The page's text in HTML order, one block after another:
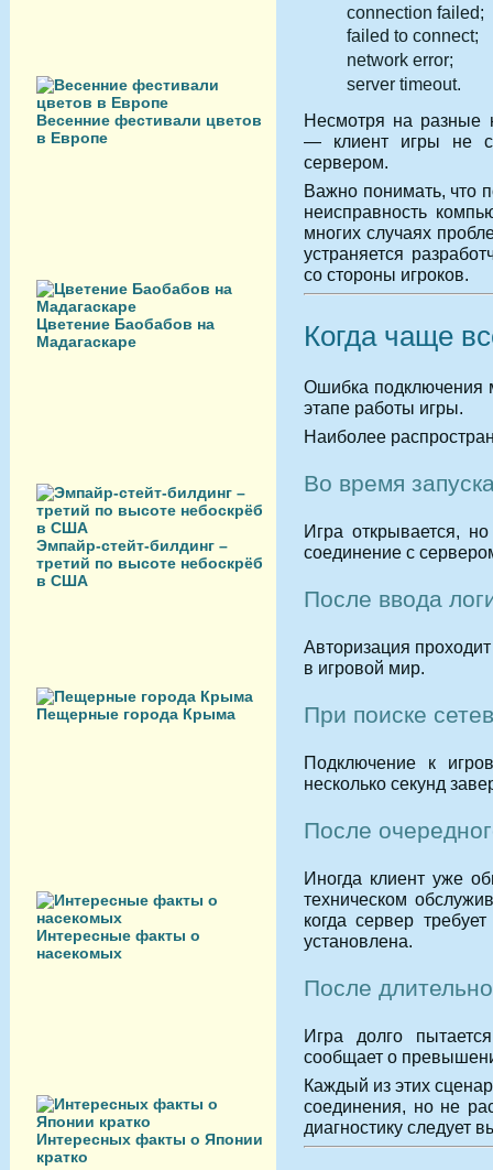
Весенние фестивали цветов
в Европе
Цветение Баобабов на
Мадагаскаре
Эмпайр-стейт-билдинг –
третий по высоте небоскрёб
в США
Пещерные города Крыма
Интересные факты о
насекомых
Интересных факты о Японии
кратко
connection failed;
failed to connect;
network error;
server timeout.
Несмотря на разные
— клиент игры не
сервером.
Важно понимать, что
неисправность
многих случаях
устраняется
со стороны игроков.
Когда чаще
Ошибка подключения
этапе работы игры.
Наиболее
Во время
Игра открывается,
соединение с
После ввода
Авторизация
в игровой мир.
При поиске
Подключение к
несколько секунд
После
Иногда клиент уже
техническом
когда сервер
установлена.
После
Игра долго
сообщает о
Каждый из этих
соединения, но не
диагностику следует